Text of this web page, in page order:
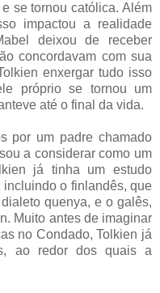
se tornou católica. Além
impactou a realidade
deixou de receber
concordavam com sua
enxergar tudo isso
próprio se tornou um
até o final da vida.
por um padre chamado
a considerar como um
já tinha um estudo
o finlandês, que
quenya, e o galês,
Muito antes de imaginar
no Condado, Tolkien já
ao redor dos quais a